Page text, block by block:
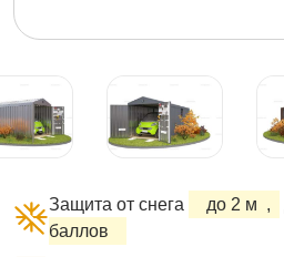
Защита от снега до 2 м ,
баллов